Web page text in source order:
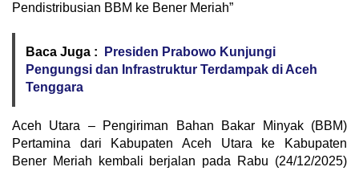
Pendistribusian BBM ke Bener Meriah”
Baca Juga :
Presiden Prabowo Kunjungi
Pengungsi dan Infrastruktur Terdampak di Aceh
Tenggara
Aceh Utara – Pengiriman Bahan Bakar Minyak (BBM)
Pertamina dari Kabupaten Aceh Utara ke Kabupaten
Bener Meriah kembali berjalan pada Rabu (24/12/2025)